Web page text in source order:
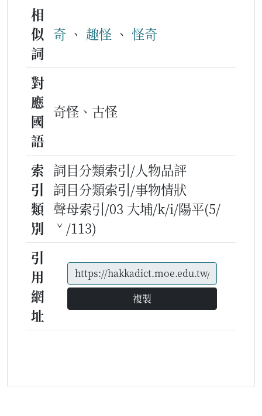
相
似
詞
奇 、 趣怪 、 怪奇
對
應
國
語
奇怪、古怪
索
引
類
別
詞目分類索引/人物品評
詞目分類索引/事物情狀
聲母索引/03 大埔/k/i/陽平(5/
ˇ/113)
引
用
網
址
複製